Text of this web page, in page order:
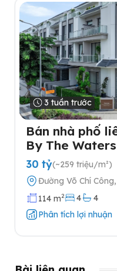
3 tuần trước
Bán nhà phố
By The
Keppel tại
30 tỷ(~259 triệu/m²)
Đường Võ Chí
Quận 2, Thành phố
114 m2 4
4
Phân tích lợi nhuận